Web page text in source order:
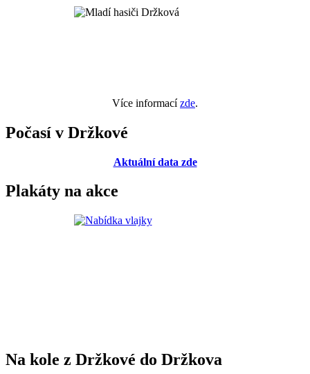
Více informacízde.
Počasí v Držkové
Aktuální data zde
Plakáty na akce
Na kole z Držkové do Držkova